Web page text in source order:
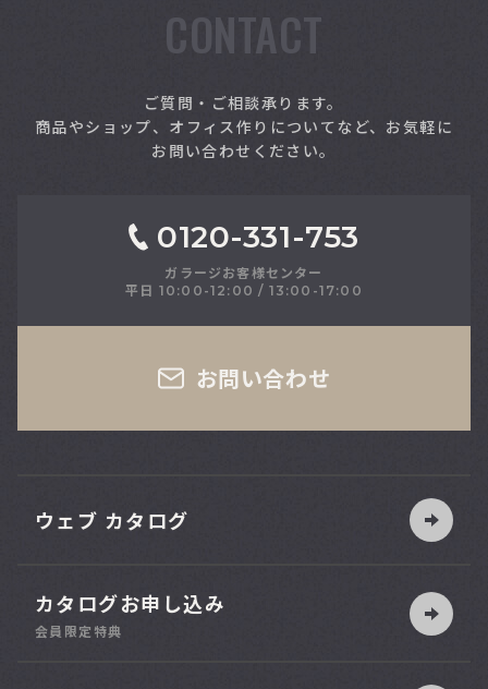
CONTACT
ご質問・ご相談承ります。
商品やショップ、オフィス作りについてなど、お気軽に
お問い合わせください。
0120-331-753
ガラージお客様センター
平日 10:00-12:00 / 13:00-17:00
お問い合わせ
ウェブ カタログ
カタログお申し込み
会員限定特典